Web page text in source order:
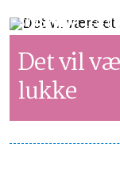
SYNSPUNKT
Det vil
lukke